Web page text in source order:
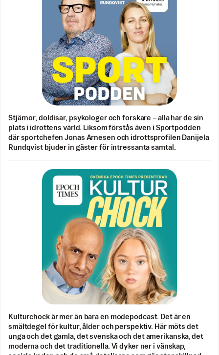
Stjärnor, doldisar, psykologer och forskare – alla har de sin
plats i idrottens värld. Liksom förstås även i Sportpodden
där sportchefen Jonas Arnesen och idrottsprofilen Danijela
Rundqvist bjuder in gäster för intressanta samtal.
Kulturchock är mer än bara en modepodcast. Det är en
smältdegel för kultur, ålder och perspektiv. Här möts det
unga och det gamla, det svenska och det amerikanska, det
moderna och det traditionella. Vi dyker ner i vänskap,